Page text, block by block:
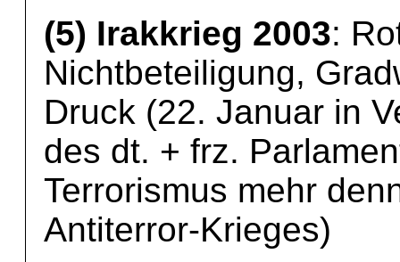
(5) Irakkrieg 2003:
Nichtbeteiligung,
Druck (22. Januar in
des dt. + frz.
Terrorismus mehr
Antiterror-Krieges)